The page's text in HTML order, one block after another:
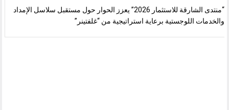
“منتدى الشارقة للاستثمار 2026” يعزز الحوار حول مستقبل سلاسل الإمداد
والخدمات اللوجستية برعاية استراتيجية من “غلفتينر”